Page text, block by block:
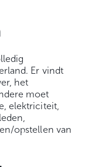
Er vindt
het
moet
elektriciteit,
opstellen van